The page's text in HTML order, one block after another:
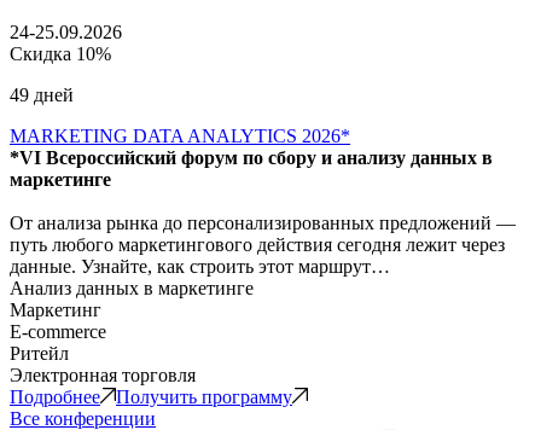
24-25.09.2026
Скидка 10%
49 дней
MARKETING DATA ANALYTICS 2026*
*VI Всероссийский форум по сбору и анализу данных в
маркетинге
От анализа рынка до персонализированных предложений —
путь любого маркетингового действия сегодня лежит через
данные. Узнайте, как строить этот маршрут…
Анализ данных в маркетинге
Маркетинг
E-commerce
Ритейл
Электронная торговля
Подробнее
Получить программу
Все конференции